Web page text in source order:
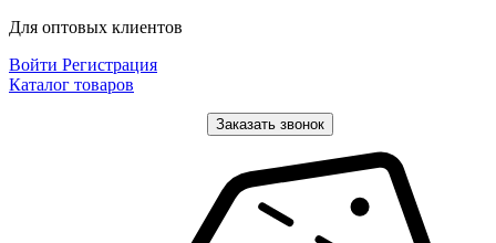
Для оптовых клиентов
Войти Регистрация
Каталог товаров
Заказать звонок